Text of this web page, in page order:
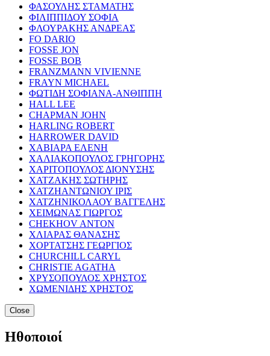
ΦΑΣΟΥΛΗΣ ΣΤΑΜΑΤΗΣ
ΦΙΛΙΠΠΙΔΟΥ ΣΟΦΙΑ
ΦΛΟΥΡΑΚΗΣ ΑΝΔΡΕΑΣ
FO DARIO
FOSSE JON
FOSSE BOB
FRANZMANN VIVIENNE
FRAYN MICHAEL
ΦΩΤΙΔΗ ΣΟΦΙΑΝΑ-ΑΝΘΙΠΠΗ
HALL LEE
CHAPMAN JOHN
HARLING ROBERT
HARROWER DAVID
ΧΑΒΙΑΡΑ ΕΛΕΝΗ
ΧΑΛΙΑΚΟΠΟΥΛΟΣ ΓΡΗΓΟΡΗΣ
ΧΑΡΙΤΟΠΟΥΛΟΣ ΔΙΟΝΥΣΗΣ
ΧΑΤΖΑΚΗΣ ΣΩΤΗΡΗΣ
ΧΑΤΖΗΑΝΤΩΝΙΟΥ ΙΡΙΣ
ΧΑΤΖΗΝΙΚΟΛΑΟΥ ΒΑΓΓΕΛΗΣ
ΧΕΙΜΩΝΑΣ ΓΙΩΡΓΟΣ
CHEKHOV ANTON
ΧΛΙΑΡΑΣ ΘΑΝΑΣΗΣ
ΧΟΡΤΑΤΣΗΣ ΓΕΩΡΓΙΟΣ
CHURCHILL CARYL
CHRISTIE AGATHA
ΧΡΥΣΟΠΟΥΛΟΣ ΧΡΗΣΤΟΣ
ΧΩΜΕΝΙΔΗΣ ΧΡΗΣΤΟΣ
Close
Ηθοποιοί